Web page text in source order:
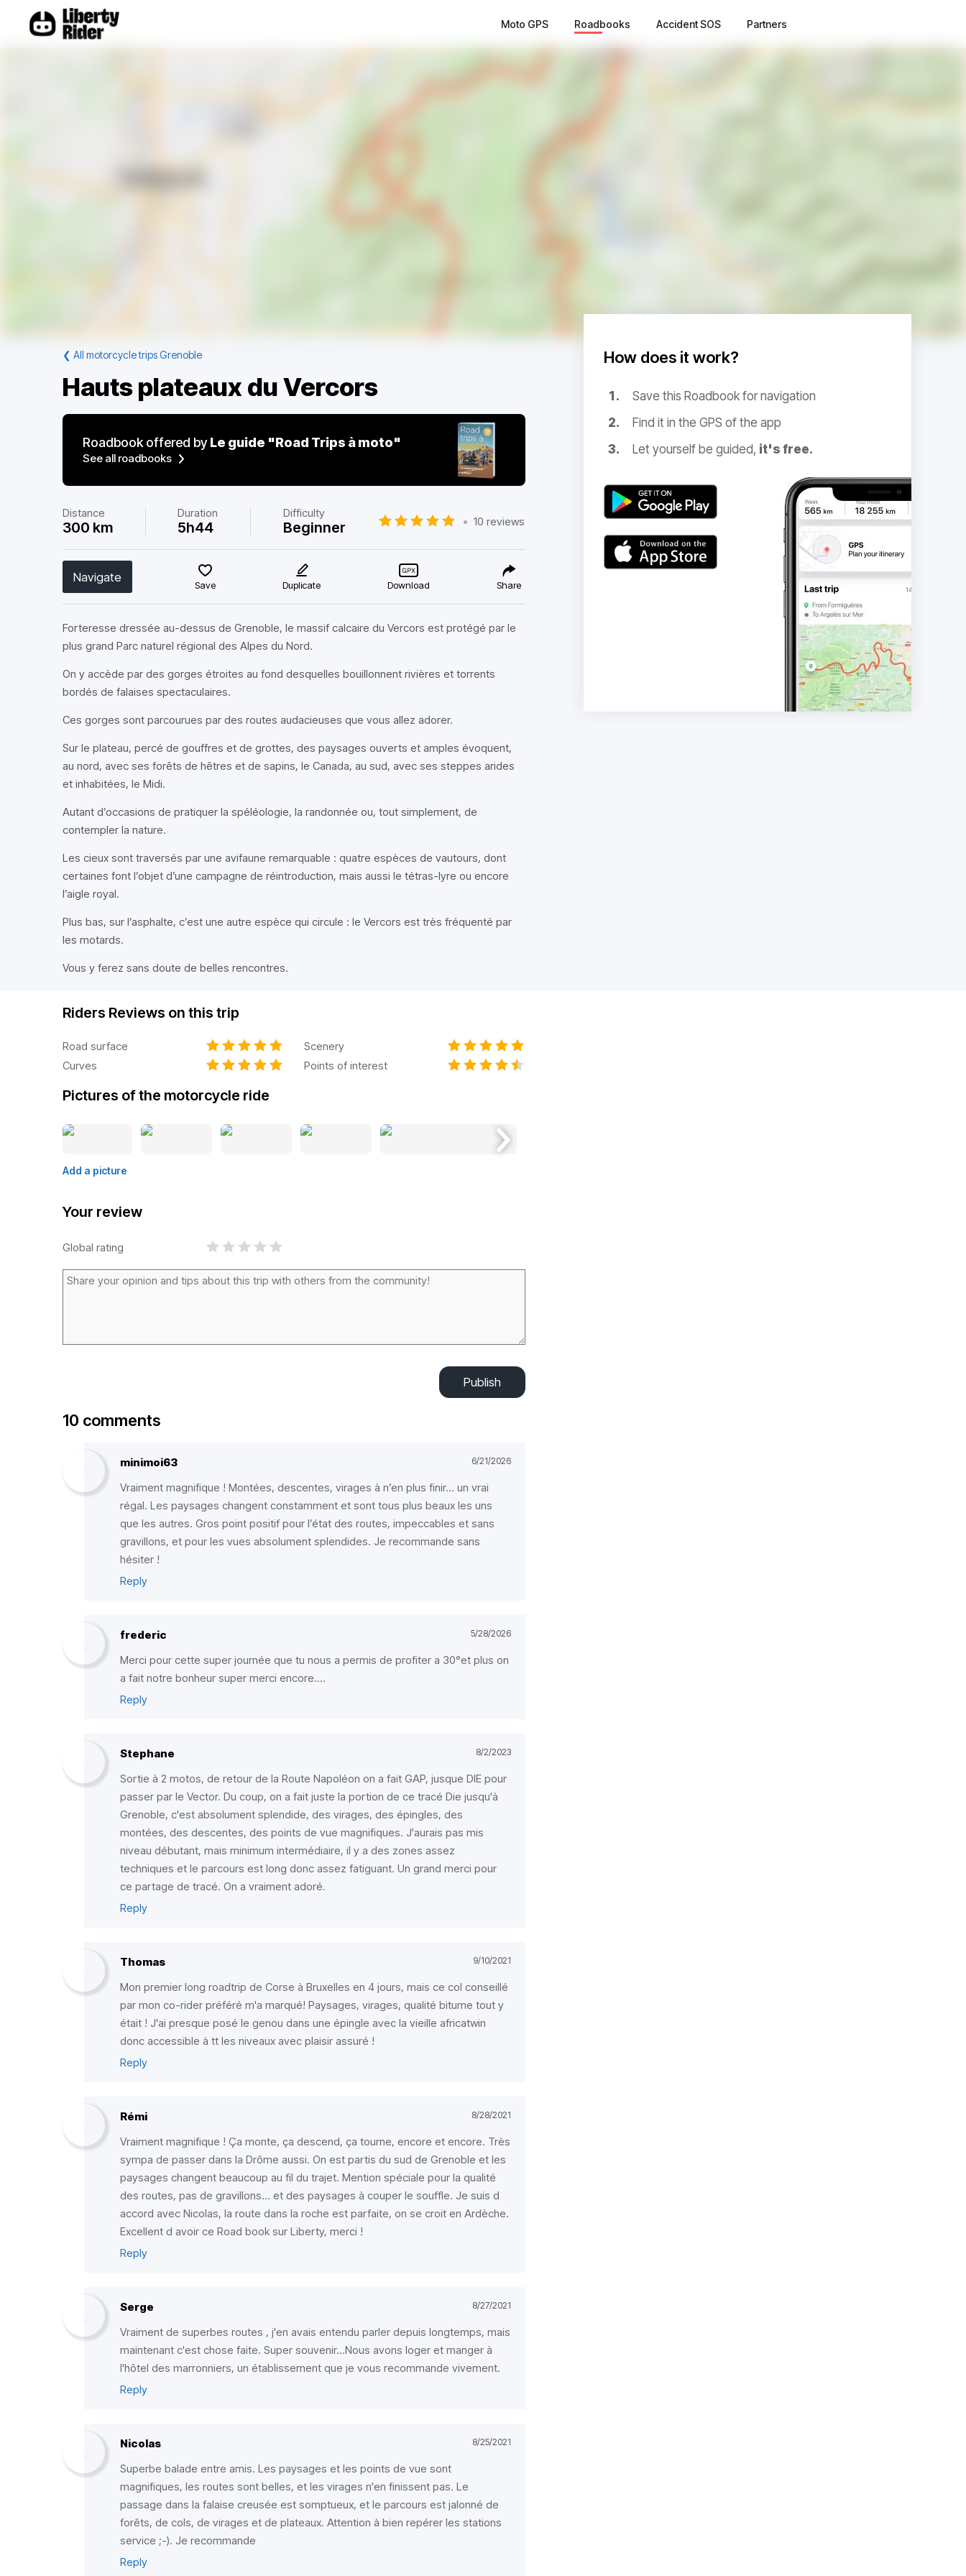
Moto GPS Roadbooks Accident SOS Partners
❮ All motorcycle trips Grenoble
Hauts plateaux du Vercors
Roadbook offered byLe guide "Road Trips à moto"
See all roadbooks
Distance
300 km
Duration
5h44
Difficulty
Beginner • 10 reviews
Navigate
Save Duplicate Download Share
Forteresse dressée au-dessus de Grenoble, le massif calcaire du Vercors est protégé par le
plus grand Parc naturel régional des Alpes du Nord.
On y accède par des gorges étroites au fond desquelles bouillonnent rivières et torrents
bordés de falaises spectaculaires.
Ces gorges sont parcourues par des routes audacieuses que vous allez adorer.
Sur le plateau, percé de gouffres et de grottes, des paysages ouverts et amples évoquent,
au nord, avec ses forêts de hêtres et de sapins, le Canada, au sud, avec ses steppes arides
et inhabitées, le Midi.
Autant d’occasions de pratiquer la spéléologie, la randonnée ou, tout simplement, de
contempler la nature.
Les cieux sont traversés par une avifaune remarquable : quatre espèces de vautours, dont
certaines font l’objet d’une campagne de réintroduction, mais aussi le tétras-lyre ou encore
l’aigle royal.
Plus bas, sur l’asphalte, c’est une autre espèce qui circule : le Vercors est très fréquenté par
les motards.
Vous y ferez sans doute de belles rencontres.
How does it work?
Save this Roadbook for navigation
Find it in the GPS of the app
Let yourself be guided, it's free.
Riders Reviews on this trip
Road surface
Scenery
Curves
Points of interest
Pictures of the motorcycle ride
Add a picture
Your review
Global rating
Publish
10 comments
minimoi63 6/21/2026
Vraiment magnifique ! Montées, descentes, virages à n’en plus finir… un vrai
régal. Les paysages changent constamment et sont tous plus beaux les uns
que les autres. Gros point positif pour l’état des routes, impeccables et sans
gravillons, et pour les vues absolument splendides. Je recommande sans
hésiter !
Reply
frederic 5/28/2026
Merci pour cette super journée que tu nous a permis de profiter a 30°et plus on
a fait notre bonheur super merci encore....
Reply
Stephane 8/2/2023
Sortie à 2 motos, de retour de la Route Napoléon on a fait GAP, jusque DIE pour
passer par le Vector. Du coup, on a fait juste la portion de ce tracé Die jusqu'à
Grenoble, c'est absolument splendide, des virages, des épingles, des
montées, des descentes, des points de vue magnifiques. J'aurais pas mis
niveau débutant, mais minimum intermédiaire, il y a des zones assez
techniques et le parcours est long donc assez fatiguant. Un grand merci pour
ce partage de tracé. On a vraiment adoré.
Reply
Thomas 9/10/2021
Mon premier long roadtrip de Corse à Bruxelles en 4 jours, mais ce col conseillé
par mon co-rider préféré m'a marqué! Paysages, virages, qualité bitume tout y
était ! J'ai presque posé le genou dans une épingle avec la vieille africatwin
donc accessible à tt les niveaux avec plaisir assuré !
Reply
Rémi 8/28/2021
Vraiment magnifique ! Ça monte, ça descend, ça tourne, encore et encore. Très
sympa de passer dans la Drôme aussi. On est partis du sud de Grenoble et les
paysages changent beaucoup au fil du trajet. Mention spéciale pour la qualité
des routes, pas de gravillons… et des paysages à couper le souffle. Je suis d
accord avec Nicolas, la route dans la roche est parfaite, on se croit en Ardèche.
Excellent d avoir ce Road book sur Liberty, merci !
Reply
Serge 8/27/2021
Vraiment de superbes routes , j'en avais entendu parler depuis longtemps, mais
maintenant c'est chose faite. Super souvenir...Nous avons loger et manger à
l'hôtel des marronniers, un établissement que je vous recommande vivement.
Reply
Nicolas 8/25/2021
Superbe balade entre amis. Les paysages et les points de vue sont
magnifiques, les routes sont belles, et les virages n'en finissent pas. Le
passage dans la falaise creusée est somptueux, et le parcours est jalonné de
forêts, de cols, de virages et de plateaux. Attention à bien repérer les stations
service ;-). Je recommande
Reply